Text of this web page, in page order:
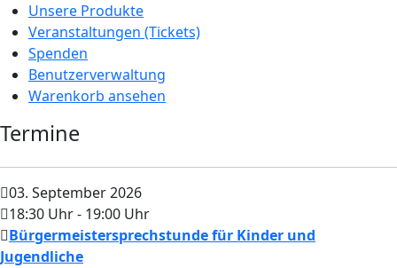
Unsere Produkte
Veranstaltungen (Tickets)
Spenden
Benutzerverwaltung
Warenkorb ansehen
Termine
03. September 2026
18:30 Uhr- 19:00 Uhr
Bürgermeistersprechstunde für Kinder und
Jugendliche